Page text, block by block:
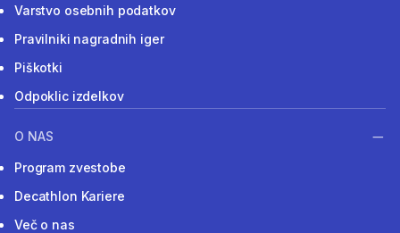
Varstvo osebnih podatkov
Pravilniki nagradnih iger
Piškotki
Odpoklic izdelkov
O NAS
Program zvestobe
Decathlon Kariere
Več o nas